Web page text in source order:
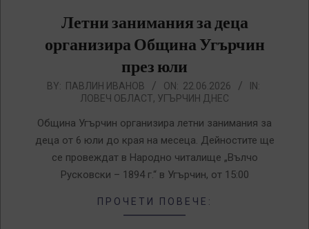
Летни занимания за деца
организира Община Угърчин
през юли
2026-
22
BY: ПАВЛИН ИВАНОВ ON: 22.06.2026
IN:
ЛОВЕЧ ОБЛАСТ, УГЪРЧИН ДНЕС
Община Угърчин организира летни занимания за
деца от 6 юли до края на месеца. Дейностите ще
се провеждат в Народно читалище „Вълчо
Русковски – 1894 г.“ в Угърчин, от 15:00
ПРОЧЕТИ ПОВЕЧЕ: